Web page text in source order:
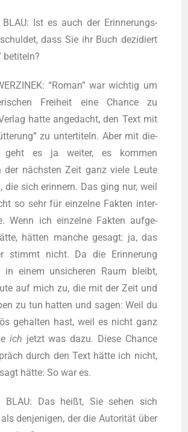
BLAU: Ist es auch der Erin­ne­rungs­
dass Sie ihr Buch dezi­diert
betiteln?
“Roman” war wich­tig um
Frei­heit eine Chan­ce zu
hat­te ange­dacht, den Text mit
zu unter­ti­teln. Aber mit die­
geht es ja wei­ter, es kom­men
der nächs­ten Zeit ganz vie­le Leu­te
die sich erin­nern. Das ging nur, weil
so sehr für ein­zel­ne Fak­ten inter­
Wenn ich ein­zel­ne Fak­ten auf­ge­
hät­ten man­che gesagt: ja, das
stimmt nicht. Da die Erin­ne­rung
in einem unsi­che­ren Raum bleibt,
auf mich zu, die mit der Zeit und
zu tun hat­ten und sagen: Weil du
gehal­ten hast, weil es nicht ganz
ich jetzt was dazu. Die­se Chan­ce
durch den Text hät­te ich nicht,
hät­te: So war es.
BLAU: Das heißt, Sie sehen sich
den­je­ni­gen, der die Auto­ri­tät über